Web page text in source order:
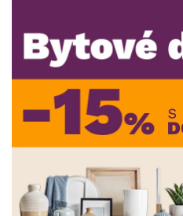
ROZMĚRY
MATERIÁL
POVRCHOVÁ ÚPRAVA
STYL